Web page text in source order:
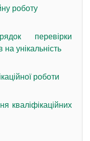
роботу
перевірки
на унікальність
роботи
кваліфікаційних